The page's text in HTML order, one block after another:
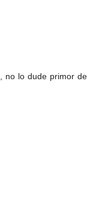
no lo dude primor de